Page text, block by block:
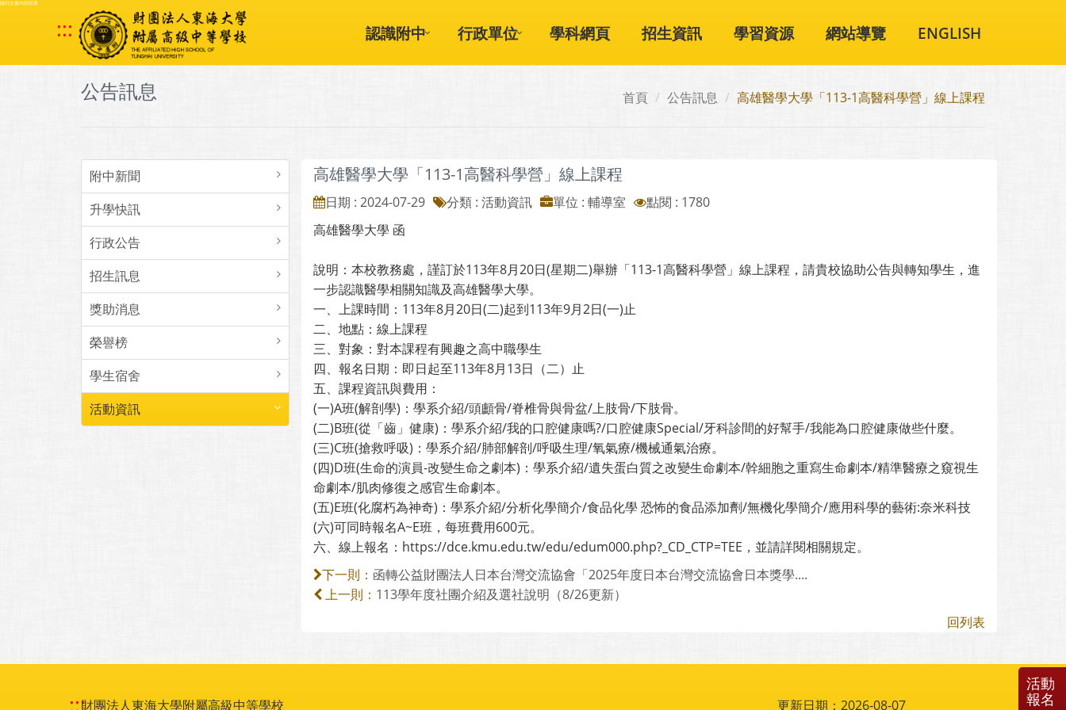
跳到主要內容區塊
::: 認識附中 行政單位 學科網頁 招生資訊 學習資源 網站導覽 ENGLISH
公告訊息 首頁 公告訊息 高雄醫學大學「113-1高醫科學營」線上課程
附中新聞
升學快訊
行政公告
招生訊息
獎助消息
榮譽榜
學生宿舍
活動資訊
高雄醫學大學「113-1高醫科學營」線上課程
日期 : 2024-07-29 分類 : 活動資訊 單位 : 輔導室
點閱 : 1780
高雄醫學大學 函
說明：本校教務處，謹訂於113年8月20日(星期二)舉辦「113-1高醫科學營」線上課程，請貴校協助公告與轉知學生，進
一步認識醫學相關知識及高雄醫學大學。
一、上課時間：113年8月20日(二)起到113年9月2日(一)止
二、地點：線上課程
三、對象：對本課程有興趣之高中職學生
四、報名日期：即日起至113年8月13日（二）止
五、課程資訊與費用：
(一)A班(解剖學)：學系介紹/頭顱骨/脊椎骨與骨盆/上肢骨/下肢骨。
(二)B班(從「齒」健康)：學系介紹/我的口腔健康嗎?/口腔健康Special/牙科診間的好幫手/我能為口腔健康做些什麼。
(三)C班(搶救呼吸)：學系介紹/肺部解剖/呼吸生理/氧氣療/機械通氣治療。
(四)D班(生命的演員-改變生命之劇本)：學系介紹/遺失蛋白質之改變生命劇本/幹細胞之重寫生命劇本/精準醫療之窺視生
命劇本/肌肉修復之感官生命劇本。
(五)E班(化腐朽為神奇)：學系介紹/分析化學簡介/食品化學 恐怖的食品添加劑/無機化學簡介/應用科學的藝術:奈米科技
(六)可同時報名A~E班，每班費用600元。
六、線上報名：https://dce.kmu.edu.tw/edu/edum000.php?_CD_CTP=TEE，並請詳閱相關規定。
下一則： 函轉公益財團法人日本台灣交流協會「2025年度日本台灣交流協會日本獎學....
上一則： 113學年度社團介紹及選社說明（8/26更新）
回列表
財團法人東海大學附屬高級中等學校 更新日期：2026-08-07
活動
報名